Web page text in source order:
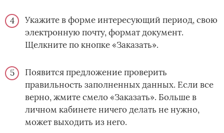
Укажите в форме интересующий период, свою
электронную почту, формат документ.
Щелкните по кнопке «Заказать».
Появится предложение проверить
правильность заполненных данных. Если все
верно, жмите смело «Заказать». Больше в
личном кабинете ничего делать не нужно,
может выходить из него.